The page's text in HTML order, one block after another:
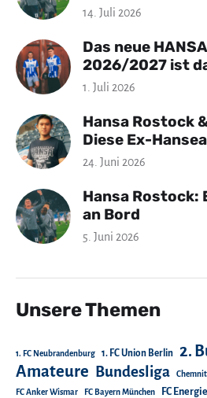
14. Juli 2026
Das neue
2026/2027 ist
1. Juli 2026
Hansa Rostock
Diese Ex-
24. Juni 2026
Hansa Rostock:
an Bord
5. Juni 2026
Unsere Themen
1. FC Neubrandenburg 1. FC Union Berlin 2.
Amateure Bundesliga
FC Anker Wismar FC Bayern München FC